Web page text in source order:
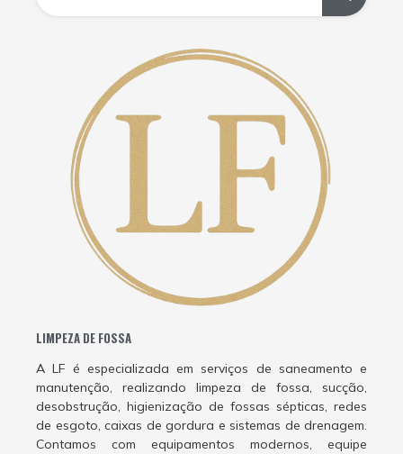
LIMPEZA DE FOSSA
A LF é especializada em serviços de saneamento e
manutenção, realizando limpeza de fossa, sucção,
desobstrução, higienização de fossas sépticas, redes
de esgoto, caixas de gordura e sistemas de drenagem.
Contamos com equipamentos modernos, equipe